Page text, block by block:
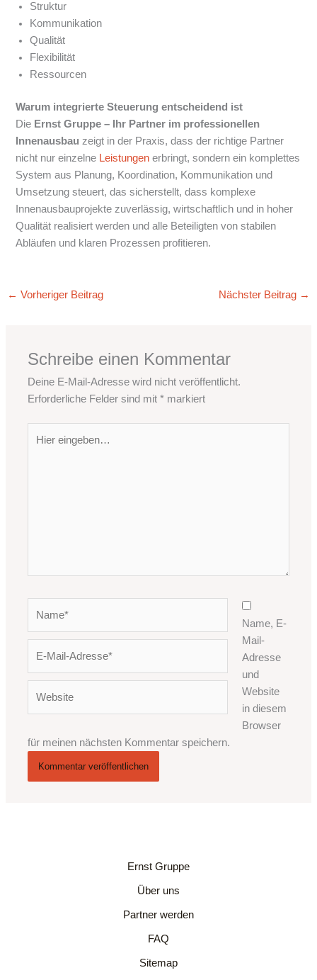
Struktur
Kommunikation
Qualität
Flexibilität
Ressourcen
Warum integrierte Steuerung entscheidend ist
Die Ernst Gruppe – Ihr Partner im professionellen
Innenausbau zeigt in der Praxis, dass der richtige Partner
nicht nur einzelne Leistungen erbringt, sondern ein komplettes
System aus Planung, Koordination, Kommunikation und
Umsetzung steuert, das sicherstellt, dass komplexe
Innenausbauprojekte zuverlässig, wirtschaftlich und in hoher
Qualität realisiert werden und alle Beteiligten von stabilen
Abläufen und klaren Prozessen profitieren.
← Vorheriger Beitrag Nächster Beitrag →
Schreibe einen Kommentar
Deine E-Mail-Adresse wird nicht veröffentlicht.
Erforderliche Felder sind mit* markiert
eingeben…
Adresse*
Name, E-
Mail-
Adresse
und
Website
in diesem
Browser
für meinen nächsten Kommentar speichern.
Ernst Gruppe
Über uns
Partner werden
FAQ
Sitemap